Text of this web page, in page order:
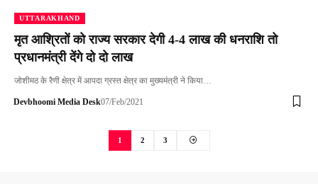
UTTARAKHAND
मृत आश्रितों को राज्य सरकार देगी 4-4 लाख की धनराशि तो
प्रधानमंत्री देंगे दो दो लाख
जोशीमठ के रैणी क्षेत्र में आपदा ग्रस्त क्षेत्र का मुख्यमंत्री ने किया…
Devbhoomi Media Desk07/Feb/2021
1 2 3